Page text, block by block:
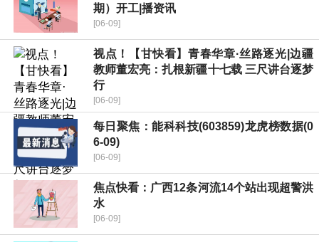
期）开工|播资讯
[06-09]
视点！【甘快看】青春华章·丝路逐光|边疆
教师董宏亮：扎根新疆十七载 三尺讲台逐梦
行
[06-09]
每日聚焦：能科科技(603859)龙虎榜数据(0
6-09)
[06-09]
焦点快看：广西12条河流14个站出现超警洪
水
[06-09]